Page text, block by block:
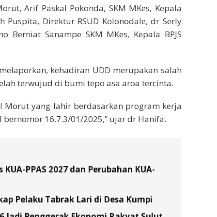
Arif Paskal Pokonda, SKM MKes, Kepala
Direktur RSUD Kolonodale, dr Serly
Berniat Sanampe SKM MKes, Kepala BPJS
kehadiran UDD merupakan salah
terwujud di bumi tepo asa aroa tercinta.
Morut yang lahir berdasarkan program kerja
16.7.3/01/2025,” ujar dr Hanifa.
PPAS 2027 dan Perubahan KUA-
Pelaku Tabrak Lari di Desa Kumpi